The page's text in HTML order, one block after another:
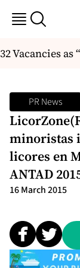
Vacancies
PR News
minoristas
licores en
ANTAD
16 March 2015